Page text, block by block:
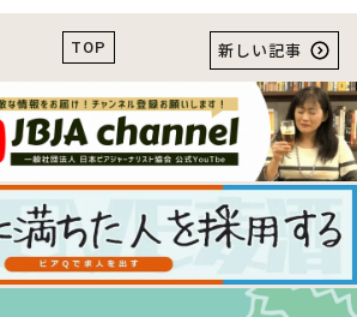
TOP 新しい記事